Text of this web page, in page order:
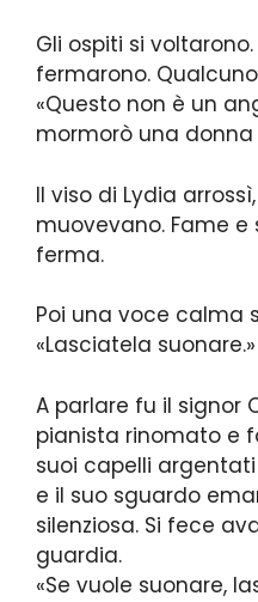
Gli ospiti si
fermarono.
«Questo non è un
mormorò una
Il viso di Lydia
muovevano. Fame
ferma.
Poi una voce calma
«Lasciatela suonare.»
A parlare fu il signor
pianista rinomato e
suoi capelli
e il suo sguardo
silenziosa. Si fece
guardia.
«Se vuole suonare,